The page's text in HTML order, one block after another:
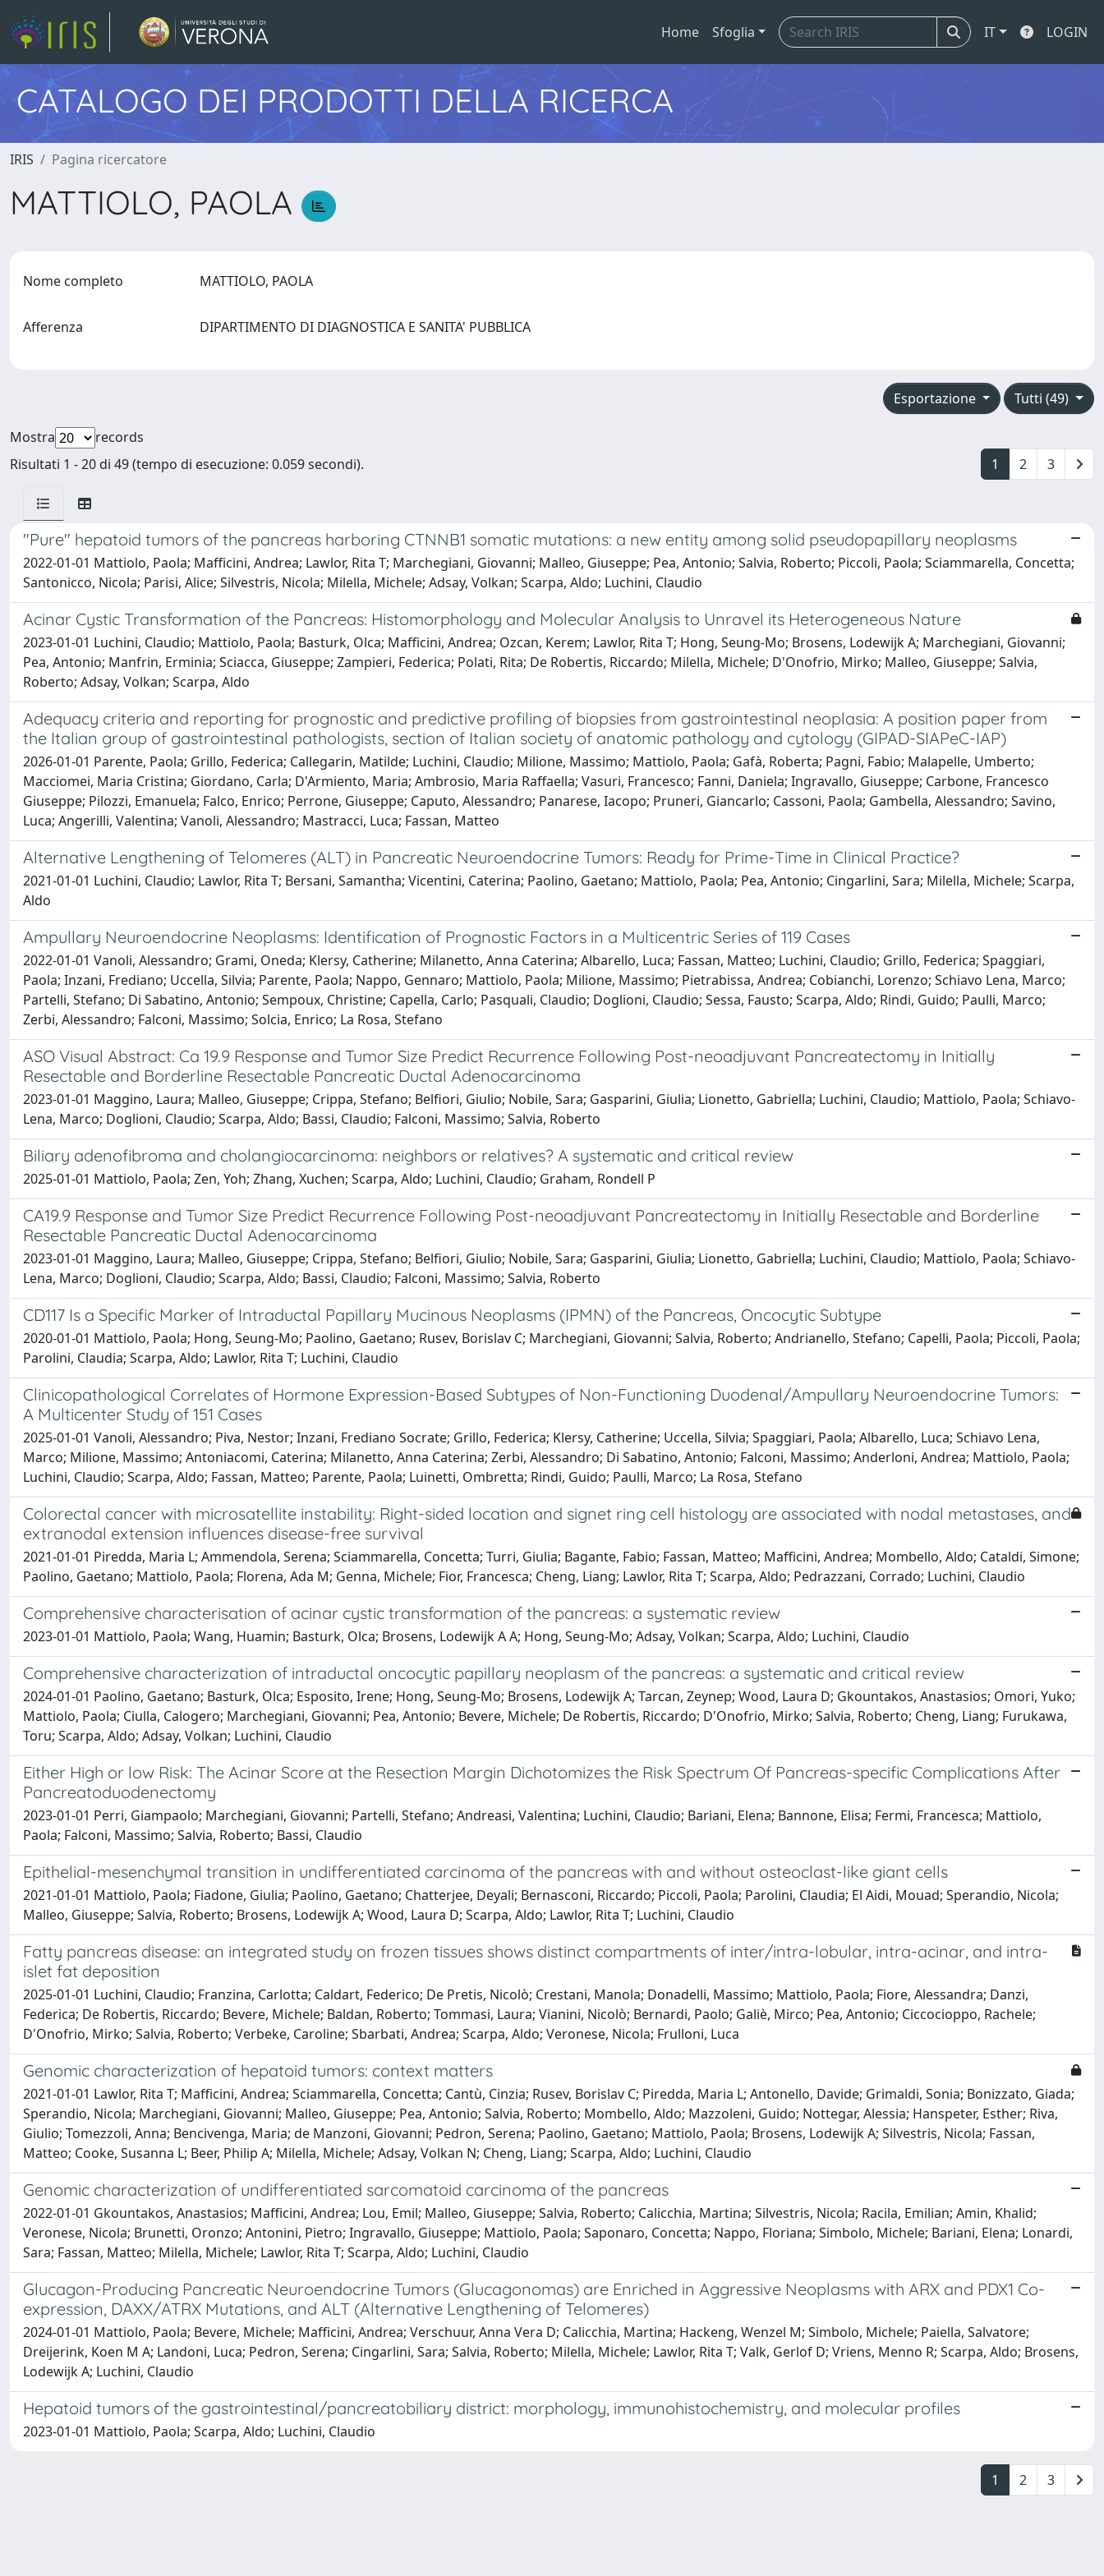
Home Sfoglia IT LOGIN
CATALOGO DEI PRODOTTI DELLA RICERCA
IRIS Pagina ricercatore
MATTIOLO, PAOLA
Nome completo MATTIOLO, PAOLA
Afferenza DIPARTIMENTO DI DIAGNOSTICA E SANITA' PUBBLICA
Tutti (49)
Esportazione
Mostra
records
Risultati 1 - 20 di 49 (tempo di esecuzione: 0.059 secondi).
1 2 3
"Pure" hepatoid tumors of the pancreas harboring CTNNB1 somatic mutations: a new entity among solid pseudopapillary neoplasms
2022-01-01 Mattiolo, Paola; Mafficini, Andrea; Lawlor, Rita T; Marchegiani, Giovanni; Malleo, Giuseppe; Pea, Antonio; Salvia, Roberto; Piccoli, Paola; Sciammarella, Concetta;
Santonicco, Nicola; Parisi, Alice; Silvestris, Nicola; Milella, Michele; Adsay, Volkan; Scarpa, Aldo; Luchini, Claudio
Acinar Cystic Transformation of the Pancreas: Histomorphology and Molecular Analysis to Unravel its Heterogeneous Nature
2023-01-01 Luchini, Claudio; Mattiolo, Paola; Basturk, Olca; Mafficini, Andrea; Ozcan, Kerem; Lawlor, Rita T; Hong, Seung-Mo; Brosens, Lodewijk A; Marchegiani, Giovanni;
Pea, Antonio; Manfrin, Erminia; Sciacca, Giuseppe; Zampieri, Federica; Polati, Rita; De Robertis, Riccardo; Milella, Michele; D'Onofrio, Mirko; Malleo, Giuseppe; Salvia,
Roberto; Adsay, Volkan; Scarpa, Aldo
Adequacy criteria and reporting for prognostic and predictive profiling of biopsies from gastrointestinal neoplasia: A position paper from
the Italian group of gastrointestinal pathologists, section of Italian society of anatomic pathology and cytology (GIPAD-SIAPeC-IAP)
2026-01-01 Parente, Paola; Grillo, Federica; Callegarin, Matilde; Luchini, Claudio; Milione, Massimo; Mattiolo, Paola; Gafà, Roberta; Pagni, Fabio; Malapelle, Umberto;
Macciomei, Maria Cristina; Giordano, Carla; D'Armiento, Maria; Ambrosio, Maria Raffaella; Vasuri, Francesco; Fanni, Daniela; Ingravallo, Giuseppe; Carbone, Francesco
Giuseppe; Pilozzi, Emanuela; Falco, Enrico; Perrone, Giuseppe; Caputo, Alessandro; Panarese, Iacopo; Pruneri, Giancarlo; Cassoni, Paola; Gambella, Alessandro; Savino,
Luca; Angerilli, Valentina; Vanoli, Alessandro; Mastracci, Luca; Fassan, Matteo
Alternative Lengthening of Telomeres (ALT) in Pancreatic Neuroendocrine Tumors: Ready for Prime-Time in Clinical Practice?
2021-01-01 Luchini, Claudio; Lawlor, Rita T; Bersani, Samantha; Vicentini, Caterina; Paolino, Gaetano; Mattiolo, Paola; Pea, Antonio; Cingarlini, Sara; Milella, Michele; Scarpa,
Aldo
Ampullary Neuroendocrine Neoplasms: Identification of Prognostic Factors in a Multicentric Series of 119 Cases
2022-01-01 Vanoli, Alessandro; Grami, Oneda; Klersy, Catherine; Milanetto, Anna Caterina; Albarello, Luca; Fassan, Matteo; Luchini, Claudio; Grillo, Federica; Spaggiari,
Paola; Inzani, Frediano; Uccella, Silvia; Parente, Paola; Nappo, Gennaro; Mattiolo, Paola; Milione, Massimo; Pietrabissa, Andrea; Cobianchi, Lorenzo; Schiavo Lena, Marco;
Partelli, Stefano; Di Sabatino, Antonio; Sempoux, Christine; Capella, Carlo; Pasquali, Claudio; Doglioni, Claudio; Sessa, Fausto; Scarpa, Aldo; Rindi, Guido; Paulli, Marco;
Zerbi, Alessandro; Falconi, Massimo; Solcia, Enrico; La Rosa, Stefano
ASO Visual Abstract: Ca 19.9 Response and Tumor Size Predict Recurrence Following Post-neoadjuvant Pancreatectomy in Initially
Resectable and Borderline Resectable Pancreatic Ductal Adenocarcinoma
2023-01-01 Maggino, Laura; Malleo, Giuseppe; Crippa, Stefano; Belfiori, Giulio; Nobile, Sara; Gasparini, Giulia; Lionetto, Gabriella; Luchini, Claudio; Mattiolo, Paola; Schiavo-
Lena, Marco; Doglioni, Claudio; Scarpa, Aldo; Bassi, Claudio; Falconi, Massimo; Salvia, Roberto
Biliary adenofibroma and cholangiocarcinoma: neighbors or relatives? A systematic and critical review
2025-01-01 Mattiolo, Paola; Zen, Yoh; Zhang, Xuchen; Scarpa, Aldo; Luchini, Claudio; Graham, Rondell P
CA19.9 Response and Tumor Size Predict Recurrence Following Post-neoadjuvant Pancreatectomy in Initially Resectable and Borderline
Resectable Pancreatic Ductal Adenocarcinoma
2023-01-01 Maggino, Laura; Malleo, Giuseppe; Crippa, Stefano; Belfiori, Giulio; Nobile, Sara; Gasparini, Giulia; Lionetto, Gabriella; Luchini, Claudio; Mattiolo, Paola; Schiavo-
Lena, Marco; Doglioni, Claudio; Scarpa, Aldo; Bassi, Claudio; Falconi, Massimo; Salvia, Roberto
CD117 Is a Specific Marker of Intraductal Papillary Mucinous Neoplasms (IPMN) of the Pancreas, Oncocytic Subtype
2020-01-01 Mattiolo, Paola; Hong, Seung-Mo; Paolino, Gaetano; Rusev, Borislav C; Marchegiani, Giovanni; Salvia, Roberto; Andrianello, Stefano; Capelli, Paola; Piccoli, Paola;
Parolini, Claudia; Scarpa, Aldo; Lawlor, Rita T; Luchini, Claudio
Clinicopathological Correlates of Hormone Expression-Based Subtypes of Non-Functioning Duodenal/Ampullary Neuroendocrine Tumors:
A Multicenter Study of 151 Cases
2025-01-01 Vanoli, Alessandro; Piva, Nestor; Inzani, Frediano Socrate; Grillo, Federica; Klersy, Catherine; Uccella, Silvia; Spaggiari, Paola; Albarello, Luca; Schiavo Lena,
Marco; Milione, Massimo; Antoniacomi, Caterina; Milanetto, Anna Caterina; Zerbi, Alessandro; Di Sabatino, Antonio; Falconi, Massimo; Anderloni, Andrea; Mattiolo, Paola;
Luchini, Claudio; Scarpa, Aldo; Fassan, Matteo; Parente, Paola; Luinetti, Ombretta; Rindi, Guido; Paulli, Marco; La Rosa, Stefano
Colorectal cancer with microsatellite instability: Right-sided location and signet ring cell histology are associated with nodal metastases, and
extranodal extension influences disease-free survival
2021-01-01 Piredda, Maria L; Ammendola, Serena; Sciammarella, Concetta; Turri, Giulia; Bagante, Fabio; Fassan, Matteo; Mafficini, Andrea; Mombello, Aldo; Cataldi, Simone;
Paolino, Gaetano; Mattiolo, Paola; Florena, Ada M; Genna, Michele; Fior, Francesca; Cheng, Liang; Lawlor, Rita T; Scarpa, Aldo; Pedrazzani, Corrado; Luchini, Claudio
Comprehensive characterisation of acinar cystic transformation of the pancreas: a systematic review
2023-01-01 Mattiolo, Paola; Wang, Huamin; Basturk, Olca; Brosens, Lodewijk A A; Hong, Seung-Mo; Adsay, Volkan; Scarpa, Aldo; Luchini, Claudio
Comprehensive characterization of intraductal oncocytic papillary neoplasm of the pancreas: a systematic and critical review
2024-01-01 Paolino, Gaetano; Basturk, Olca; Esposito, Irene; Hong, Seung-Mo; Brosens, Lodewijk A; Tarcan, Zeynep; Wood, Laura D; Gkountakos, Anastasios; Omori, Yuko;
Mattiolo, Paola; Ciulla, Calogero; Marchegiani, Giovanni; Pea, Antonio; Bevere, Michele; De Robertis, Riccardo; D'Onofrio, Mirko; Salvia, Roberto; Cheng, Liang; Furukawa,
Toru; Scarpa, Aldo; Adsay, Volkan; Luchini, Claudio
Either High or low Risk: The Acinar Score at the Resection Margin Dichotomizes the Risk Spectrum Of Pancreas-specific Complications After
Pancreatoduodenectomy
2023-01-01 Perri, Giampaolo; Marchegiani, Giovanni; Partelli, Stefano; Andreasi, Valentina; Luchini, Claudio; Bariani, Elena; Bannone, Elisa; Fermi, Francesca; Mattiolo,
Paola; Falconi, Massimo; Salvia, Roberto; Bassi, Claudio
Epithelial-mesenchymal transition in undifferentiated carcinoma of the pancreas with and without osteoclast-like giant cells
2021-01-01 Mattiolo, Paola; Fiadone, Giulia; Paolino, Gaetano; Chatterjee, Deyali; Bernasconi, Riccardo; Piccoli, Paola; Parolini, Claudia; El Aidi, Mouad; Sperandio, Nicola;
Malleo, Giuseppe; Salvia, Roberto; Brosens, Lodewijk A; Wood, Laura D; Scarpa, Aldo; Lawlor, Rita T; Luchini, Claudio
Fatty pancreas disease: an integrated study on frozen tissues shows distinct compartments of inter/intra-lobular, intra-acinar, and intra-
islet fat deposition
2025-01-01 Luchini, Claudio; Franzina, Carlotta; Caldart, Federico; De Pretis, Nicolò; Crestani, Manola; Donadelli, Massimo; Mattiolo, Paola; Fiore, Alessandra; Danzi,
Federica; De Robertis, Riccardo; Bevere, Michele; Baldan, Roberto; Tommasi, Laura; Vianini, Nicolò; Bernardi, Paolo; Galiè, Mirco; Pea, Antonio; Ciccocioppo, Rachele;
D'Onofrio, Mirko; Salvia, Roberto; Verbeke, Caroline; Sbarbati, Andrea; Scarpa, Aldo; Veronese, Nicola; Frulloni, Luca
Genomic characterization of hepatoid tumors: context matters
2021-01-01 Lawlor, Rita T; Mafficini, Andrea; Sciammarella, Concetta; Cantù, Cinzia; Rusev, Borislav C; Piredda, Maria L; Antonello, Davide; Grimaldi, Sonia; Bonizzato, Giada;
Sperandio, Nicola; Marchegiani, Giovanni; Malleo, Giuseppe; Pea, Antonio; Salvia, Roberto; Mombello, Aldo; Mazzoleni, Guido; Nottegar, Alessia; Hanspeter, Esther; Riva,
Giulio; Tomezzoli, Anna; Bencivenga, Maria; de Manzoni, Giovanni; Pedron, Serena; Paolino, Gaetano; Mattiolo, Paola; Brosens, Lodewijk A; Silvestris, Nicola; Fassan,
Matteo; Cooke, Susanna L; Beer, Philip A; Milella, Michele; Adsay, Volkan N; Cheng, Liang; Scarpa, Aldo; Luchini, Claudio
Genomic characterization of undifferentiated sarcomatoid carcinoma of the pancreas
2022-01-01 Gkountakos, Anastasios; Mafficini, Andrea; Lou, Emil; Malleo, Giuseppe; Salvia, Roberto; Calicchia, Martina; Silvestris, Nicola; Racila, Emilian; Amin, Khalid;
Veronese, Nicola; Brunetti, Oronzo; Antonini, Pietro; Ingravallo, Giuseppe; Mattiolo, Paola; Saponaro, Concetta; Nappo, Floriana; Simbolo, Michele; Bariani, Elena; Lonardi,
Sara; Fassan, Matteo; Milella, Michele; Lawlor, Rita T; Scarpa, Aldo; Luchini, Claudio
Glucagon-Producing Pancreatic Neuroendocrine Tumors (Glucagonomas) are Enriched in Aggressive Neoplasms with ARX and PDX1 Co-
expression, DAXX/ATRX Mutations, and ALT (Alternative Lengthening of Telomeres)
2024-01-01 Mattiolo, Paola; Bevere, Michele; Mafficini, Andrea; Verschuur, Anna Vera D; Calicchia, Martina; Hackeng, Wenzel M; Simbolo, Michele; Paiella, Salvatore;
Dreijerink, Koen M A; Landoni, Luca; Pedron, Serena; Cingarlini, Sara; Salvia, Roberto; Milella, Michele; Lawlor, Rita T; Valk, Gerlof D; Vriens, Menno R; Scarpa, Aldo; Brosens,
Lodewijk A; Luchini, Claudio
Hepatoid tumors of the gastrointestinal/pancreatobiliary district: morphology, immunohistochemistry, and molecular profiles
2023-01-01 Mattiolo, Paola; Scarpa, Aldo; Luchini, Claudio
1 2 3